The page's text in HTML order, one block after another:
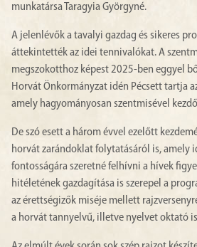
munkatársa Taragyia Györgyné.
A jelenlévők a tavalyi gazdag és sikeres
áttekintették az idei tennivalókat. A
megszokotthoz képest 2025-ben eggyel
Horvát Önkormányzat idén Pécsett tartja
amely hagyományosan szentmisével
De szó esett a három évvel ezelőtt
horvát zarándoklat folytatásáról is, amely
fontosságára szeretné felhívni a hívek
hitéletének gazdagítása is szerepel a
az érettségizők miséje mellett
a horvát tannyelvű, illetve nyelvet oktató